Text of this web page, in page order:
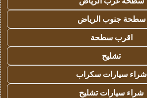
سطحة جنوب الرياض
اقرب سطحة
تشليح
شراء سيارات سكراب
شراء سيارات تشليح